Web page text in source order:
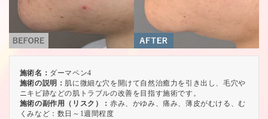
施術名： ダーマペン4
施術の説明： 肌に微細な穴を開けて自然治癒力を引き出し、毛穴や
ニキビ跡などの肌トラブルの改善を目指す施術です。
施術の副作用（リスク）： 赤み、かゆみ、痛み、薄皮がむける、む
くみなど：数日～1週間程度